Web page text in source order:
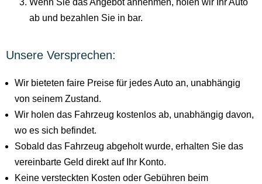
Wenn Sie das Angebot annehmen, holen wir Ihr Auto
ab und bezahlen Sie in bar.
Unsere Versprechen:
Wir bieteten faire Preise für jedes Auto an, unabhängig
von seinem Zustand.
Wir holen das Fahrzeug kostenlos ab, unabhängig davon,
wo es sich befindet.
Sobald das Fahrzeug abgeholt wurde, erhalten Sie das
vereinbarte Geld direkt auf Ihr Konto.
Keine versteckten Kosten oder Gebühren beim